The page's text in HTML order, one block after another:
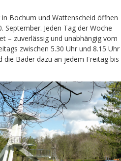
Bochum und Wattenscheid öffnen
September. Jeden Tag der Woche
– zuverlässig und unabhängig vom
zwischen 5.30 Uhr und 8.15 Uhr
die Bäder dazu an jedem Freitag bis